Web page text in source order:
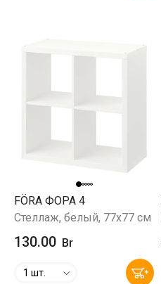
FÖRA ФОРА 4
Стеллаж, белый, 77x77 см
130.00 Br
1 шт.